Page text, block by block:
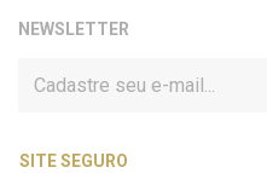
NEWSLETTER
SITE SEGURO